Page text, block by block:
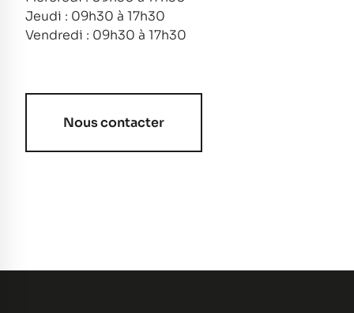
Jeudi : 09h30 à 17h30
Vendredi : 09h30 à 17h30
Nous contacter